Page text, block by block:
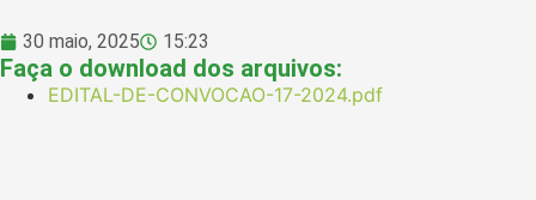
30 maio, 2025 15:23
Faça o download dos arquivos:
EDITAL-DE-CONVOCAO-17-2024.pdf